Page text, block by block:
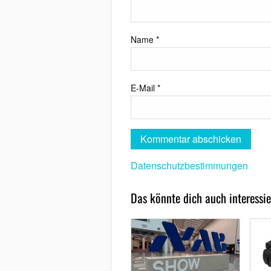
Name *
E-Mail *
Datenschutzbestimmungen
Das könnte dich auch